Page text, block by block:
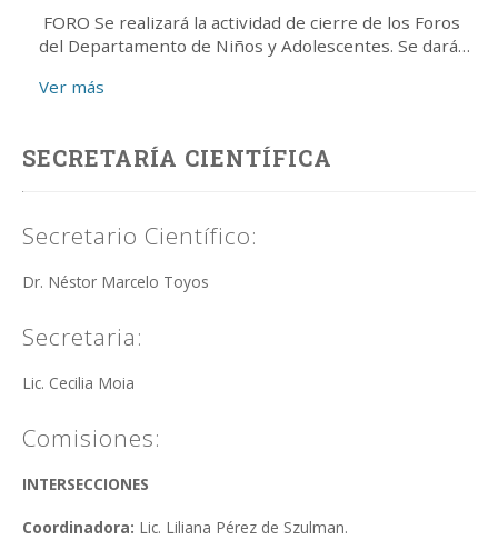
FORO Se realizará la actividad de cierre de los Foros
del Departamento de Niños y Adolescentes. Se dará
lo...
Ver más
SECRETARÍA CIENTÍFICA
Secretario Científico:
Dr. Néstor Marcelo Toyos
Secretaria:
Lic. Cecilia Moia
Comisiones:
INTERSECCIONES
Coordinadora: Lic. Liliana Pérez de Szulman.